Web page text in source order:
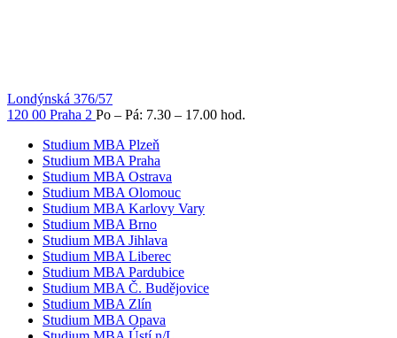
Londýnská 376/57
120 00 Praha 2 Po – Pá: 7.30 – 17.00 hod.
Studium MBA Plzeň
Studium MBA Praha
Studium MBA Ostrava
Studium MBA Olomouc
Studium MBA Karlovy Vary
Studium MBA Brno
Studium MBA Jihlava
Studium MBA Liberec
Studium MBA Pardubice
Studium MBA Č. Budějovice
Studium MBA Zlín
Studium MBA Opava